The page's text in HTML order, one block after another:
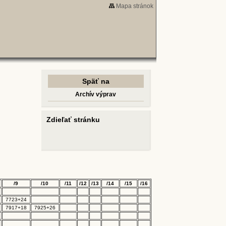
Mapa stránok
Späť na
Archív výprav
Zdieľať stránku
/9 /10 /11 /12 /13 /14 /15 /16
7723+24
7917+18
7925+26